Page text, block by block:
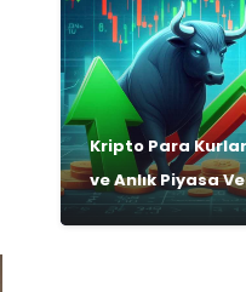
Kripto Para
ve Anlık Piyasa